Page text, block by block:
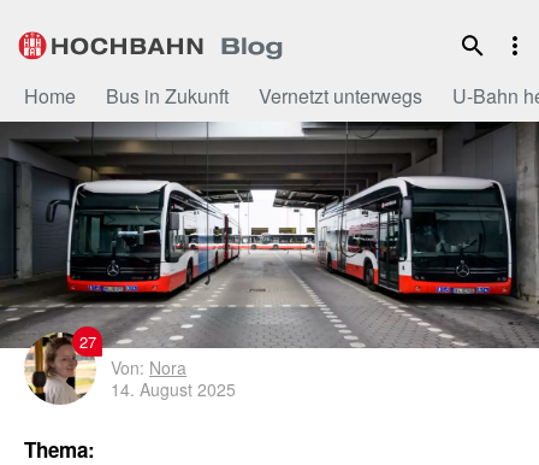
Inhalt
Home Bus in Zukunft Vernetzt unterwegs U-Bahn
27
Von: Nora
14. August 2025
Thema: